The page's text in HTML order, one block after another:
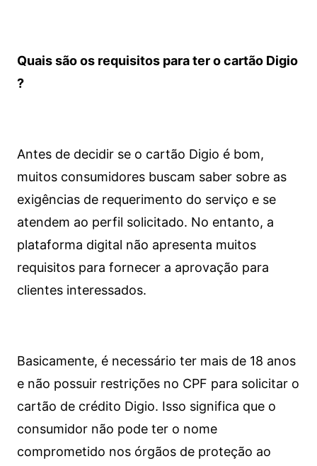
Quais são os requisitos para ter o cartão Digio
?
Antes de decidir se o cartão Digio é bom,
muitos consumidores buscam saber sobre as
exigências de requerimento do serviço e se
atendem ao perfil solicitado. No entanto, a
plataforma digital não apresenta muitos
requisitos para fornecer a aprovação para
clientes interessados.
Basicamente, é necessário ter mais de 18 anos
e não possuir restrições no CPF para solicitar o
cartão de crédito Digio. Isso significa que o
consumidor não pode ter o nome
comprometido nos órgãos de proteção ao